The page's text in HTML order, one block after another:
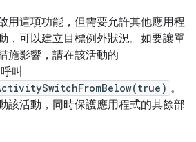
用這項功能，但需要允許其他應用程
，可以建立目標例外狀況。如要讓單
施影響，請在該活動的
叫
。
該活動，同時保護應用程式的其餘部